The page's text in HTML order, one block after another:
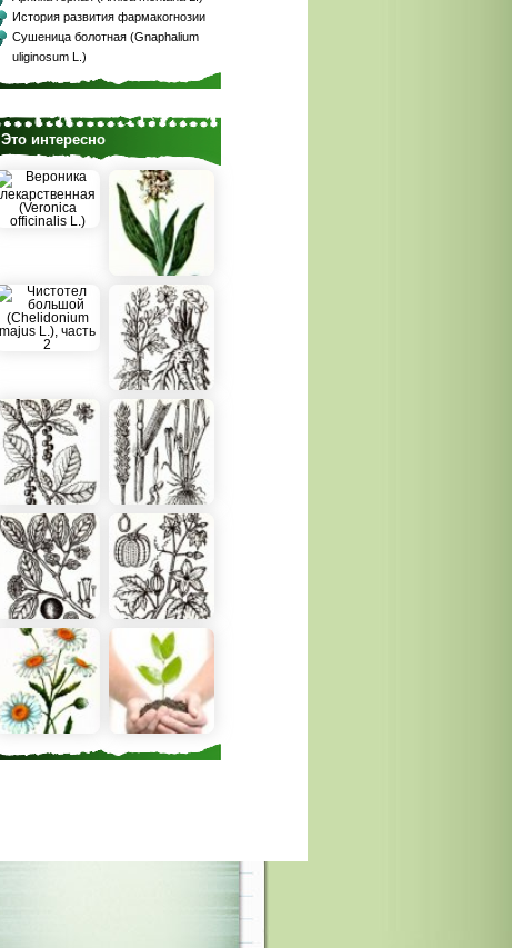
История развития фармакогнозии
Сушеница болотная (Gnaphalium
uliginosum L.)
Это интересно